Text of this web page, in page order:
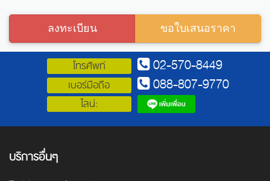
ลงทะเบียน ขอใบเสนอราคา
โทรศัพท์ 02-570-8449
เบอร์มือถือ 088-807-9770
ไลน์:
บริการอื่นๆ